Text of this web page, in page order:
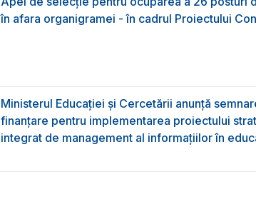
în afara organigramei - în cadrul Proiectului
Ministerul Educației și Cercetării anunță
finanțare pentru implementarea proiectului
integrat de management al informațiilor în